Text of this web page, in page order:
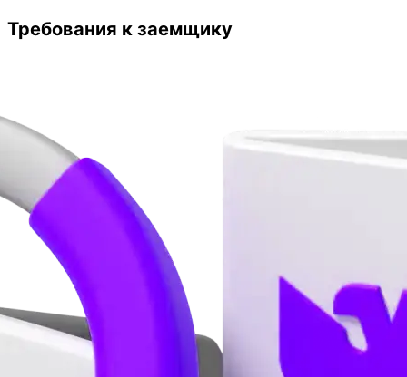
Требования к заемщику